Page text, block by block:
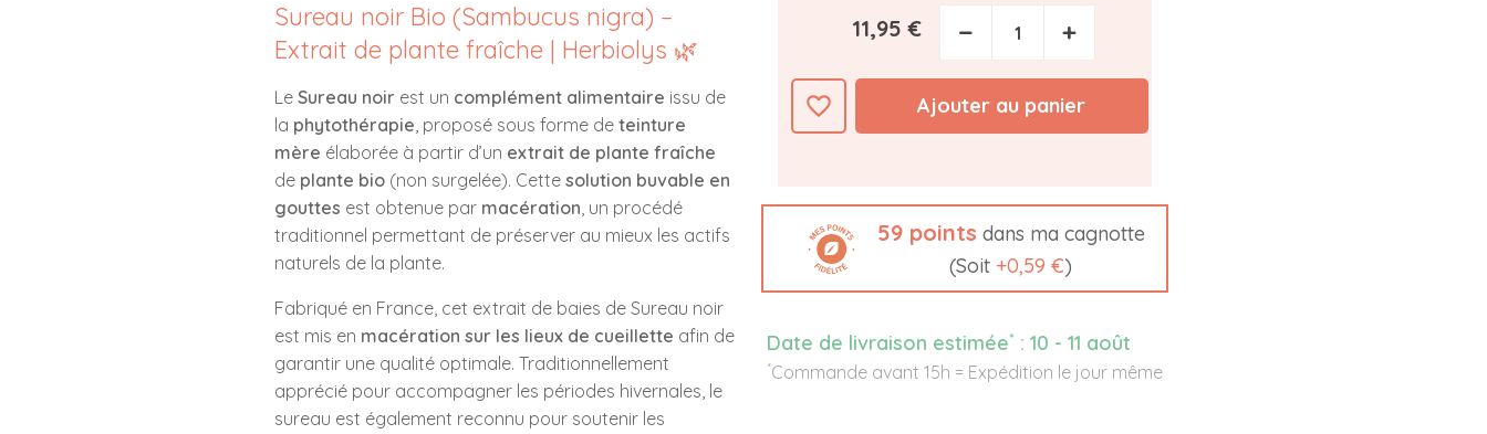
11,95 € − +
favorite_border Ajouter au panier
59points dans ma cagnotte
(Soit +0,59 €)
Date de livraison estimée* : 10 - 11 août
*Commande avant 15h = Expédition le jour même
Sureau noir Bio (Sambucus nigra) –
Extrait de plante fraîche | Herbiolys 🌿
Le Sureau noir est un complément alimentaire issu de
la phytothérapie, proposé sous forme de teinture
mère élaborée à partir d’un extrait de plante fraîche
de plante bio (non surgelée). Cette solution buvable en
gouttes est obtenue par macération, un procédé
traditionnel permettant de préserver au mieux les actifs
naturels de la plante.
Fabriqué en France, cet extrait de baies de Sureau noir
est mis en macération sur les lieux de cueillette afin de
garantir une qualité optimale. Traditionnellement
apprécié pour accompagner les périodes hivernales, le
sureau est également reconnu pour soutenir les